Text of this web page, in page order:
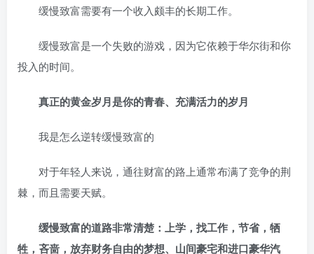
缓慢致富需要有一个收入颇丰的长期工作。
缓慢致富是一个失败的游戏，因为它依赖于华尔街和你
投入的时间。
真正的黄金岁月是你的青春、充满活力的岁月
我是怎么逆转缓慢致富的
对于年轻人来说，通往财富的路上通常布满了竞争的荆
棘，而且需要天赋。
缓慢致富的道路非常清楚：上学，找工作，节省，牺
牲，吝啬，放弃财务自由的梦想、山间豪宅和进口豪华汽